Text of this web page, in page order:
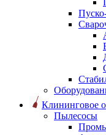
Клининговое
Пылесосы